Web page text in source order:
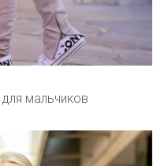
мальчиков